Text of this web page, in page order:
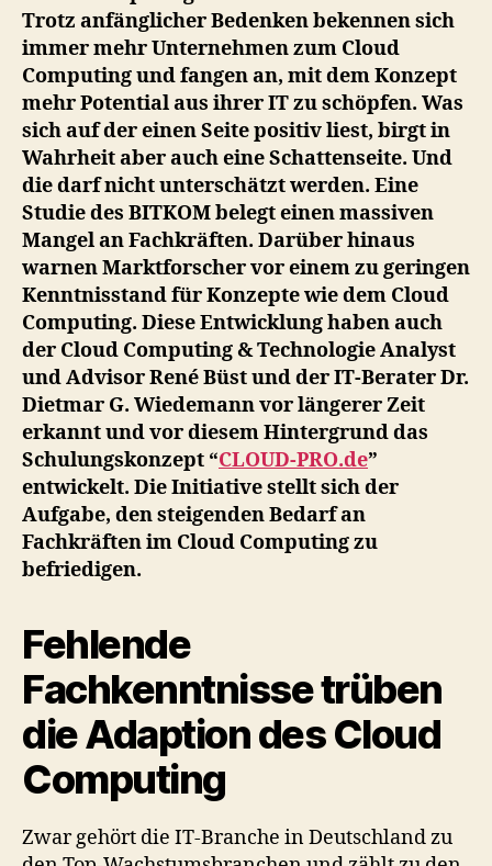
Trotz anfänglicher Bedenken bekennen sich
immer mehr Unternehmen zum Cloud
Computing und fangen an, mit dem Konzept
mehr Potential aus ihrer IT zu schöpfen. Was
sich auf der einen Seite positiv liest, birgt in
Wahrheit aber auch eine Schattenseite. Und
die darf nicht unterschätzt werden. Eine
Studie des BITKOM belegt einen massiven
Mangel an Fachkräften. Darüber hinaus
warnen Marktforscher vor einem zu geringen
Kenntnisstand für Konzepte wie dem Cloud
Computing. Diese Entwicklung haben auch
der Cloud Computing & Technologie Analyst
und Advisor René Büst und der IT-Berater Dr.
Dietmar G. Wiedemann vor längerer Zeit
erkannt und vor diesem Hintergrund das
Schulungskonzept “CLOUD-PRO.de”
entwickelt. Die Initiative stellt sich der
Aufgabe, den steigenden Bedarf an
Fachkräften im Cloud Computing zu
befriedigen.
Fehlende
Fachkenntnisse trüben
die Adaption des Cloud
Computing
Zwar gehört die IT-Branche in Deutschland zu